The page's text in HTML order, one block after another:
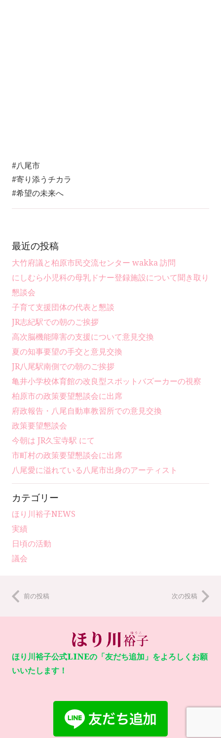
#八尾市
#寄り添うチカラ
#希望の未来へ
最近の投稿
大竹府議と柏原市民交流センター wakka 訪問
にしむら小児科の母乳ドナー登録施設について聞き取り
懇談会
子育て支援団体の代表と懇談
JR志紀駅での朝のご挨拶
高次脳機能障害の支援について意見交換
夏の知事要望の手交と意見交換
JR八尾駅南側での朝のご挨拶
亀井小学校体育館の改良型スポットバズーカーの視察
柏原市の政策要望懇談会に出席
府政報告・八尾自動車教習所での意見交換
政策要望懇談会
今朝は JR久宝寺駅 にて
市町村の政策要望懇談会に出席
八尾愛に溢れている八尾市出身のアーティスト
カテゴリー
ほり川裕子NEWS
実績
日頃の活動
議会
前の投稿 次の投稿
ほり川裕子公式LINEの「友だち追加」をよろしくお願
いいたします！